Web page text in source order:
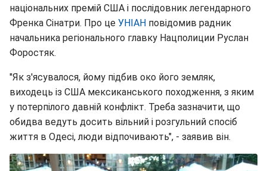
національних премій США і послідовник легендарного
Френка Сінатри. Про це УНІАН повідомив радник
начальника регіонального главку Нацполиции Руслан
Форостяк.
"Як з'ясувалося, йому підбив око його земляк,
виходець із США мексиканського походження, з яким
у потерпілого давній конфлікт. Треба зазначити, що
обидва ведуть досить вільний і розгульний спосіб
життя в Одесі, люди відпочивають", - заявив він.